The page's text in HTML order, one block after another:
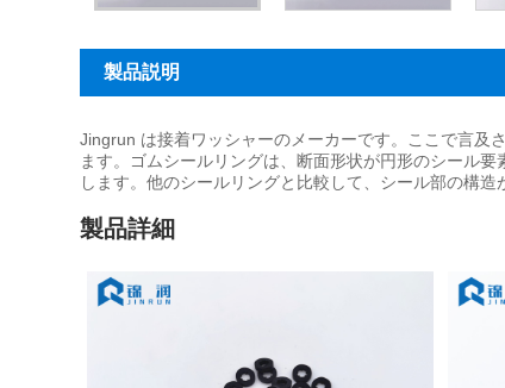
製品説明
Jingrun は接着ワッシャーのメーカーです。ここで言及
ます。ゴムシールリングは、断面形状が円形のシール
します。他のシールリングと比較して、シール部の構
製品詳細